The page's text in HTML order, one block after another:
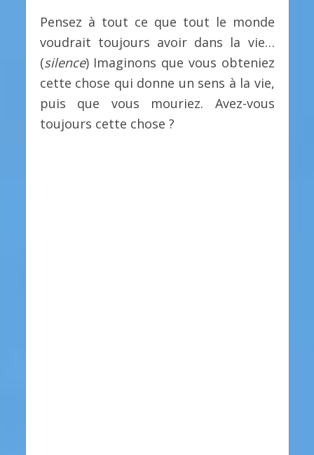
Pensez à tout ce que tout le monde
voudrait toujours avoir dans la vie…
(silence) Imaginons que vous obteniez
cette chose qui donne un sens à la vie,
puis que vous mouriez. Avez-vous
toujours cette chose ?